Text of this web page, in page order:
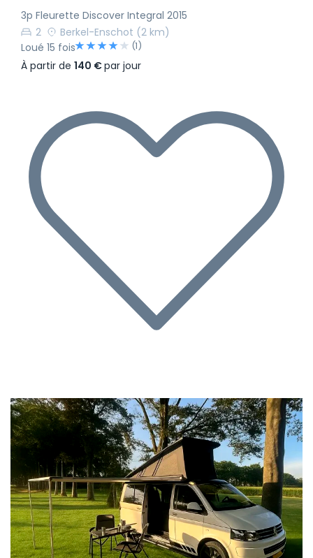
3p Fleurette Discover Integral 2015
2
Berkel-Enschot (2 km)
Loué 15 fois
(1)
À partir de 140 €par jour